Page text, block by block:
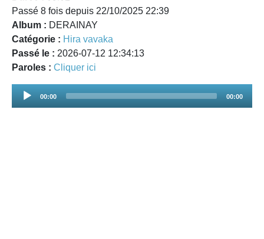
Passé 8 fois depuis 22/10/2025 22:39
Album : DERAINAY
Catégorie : Hira vavaka
Passé le : 2026-07-12 12:34:13
Paroles : Cliquer ici
Audio
00:00 00:00